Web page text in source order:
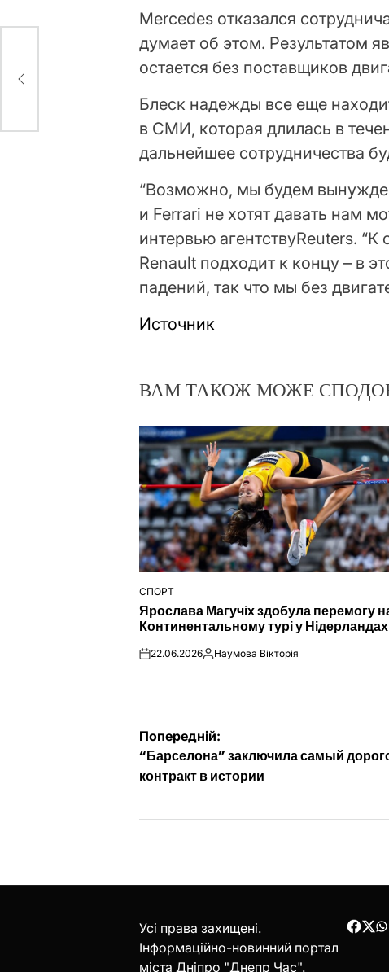
Mercedes отказался
думает об этом. Результатом
остается без поставщиков
Блеск надежды все еще
в СМИ, которая длилась в
дальнейшее сотрудничества
“Возможно, мы будем
и Ferrari не хотят давать нам
интервью агентствуReuters.
Renault подходит к концу – в
падений, так что мы без
Источник
ВАМ ТАКОЖ МОЖЕ
ОПУБЛІКУВАТИ
У
СПОРТ
Ярослава Магучіх здобула перемогу
Континентальному турі у Нідерландах
on22.06.2026Опубліковано
Наумова Вікторія
Навігація
записів
Попередній:
“Барселона” заключила самый
контракт в истории
Усі права захищені.
Інформаційно-новинний портал
міста Дніпро "Днепр Час".